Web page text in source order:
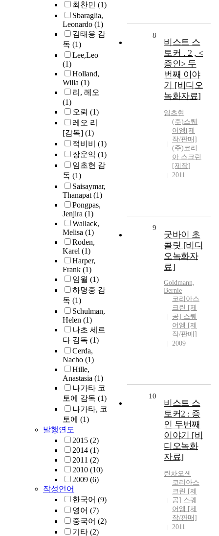
최찬민 (1)
Sbaraglia,
Leonardo (1)
김태용 감
독 (1)
Lee,Leo
(1)
Holland,
Willa (1)
리, 레오
(1)
오뢰 (1)
레오 리
[감독] (1)
적비비 (1)
장운익 (1)
임초현 감
독 (1)
Saisaymar,
Thanapat(1)
Pongpas,
Jenjira (1)
Wallack,
Melisa (1)
Roden,
Karel (1)
Harper,
Frank (1)
임월 (1)
하명중 감
독 (1)
Schulman,
Helen (1)
나초 세르
다 감독 (1)
Cerda,
Nacho (1)
Hille,
Anastasia (1)
나가타 코
토에 감독 (1)
나가타, 코
토에 (1)
발행연도
2015 (2)
2014 (1)
2011 (2)
2010 (10)
2009 (6)
작성언어
한국어 (9)
영어 (7)
중국어 (2)
기타 (2)
8
비스트 스
토커 . 2 , <
증인> 두
번째 이야
기 [비디오
녹화자료]
임초현
(주)스퀘
어엠[제
작/판매]
(주)코리
아 스크린
[제작]
2011
9
굿바이 초
콜릿 [비디
오녹화자
료]
Goldmann,
Bernie
코리아스
크린 [제
공] 스퀘
어엠 [제
작/판매]
2009
10
비스트 스
토커2 : 증
인 두번째
이야기 [비
디오녹화
자료]
린차오셴
코리아스
크린 [제
공] 스퀘
어엠 [제
작/판매]
2011